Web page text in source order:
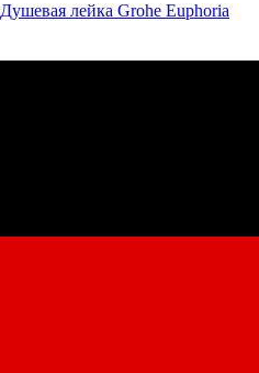
Душевая лейка Grohe Euphoria